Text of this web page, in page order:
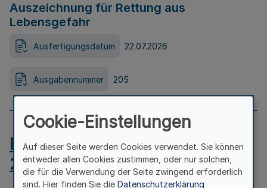
Auszeichnung für Rettung aus
Lebensgefahr
Ausfertigungsdatum 22.07.2026
Ausgabennummer 205
MB.NRW 2026 Nr. 204 vom
24.07.2026
Cookie-Einstellungen
Auf dieser Seite werden Cookies verwendet. Sie können
entweder allen Cookies zustimmen, oder nur solchen,
die für die Verwendung der Seite zwingend erforderlich
sind. Hier finden Sie die Datenschutzerklärung